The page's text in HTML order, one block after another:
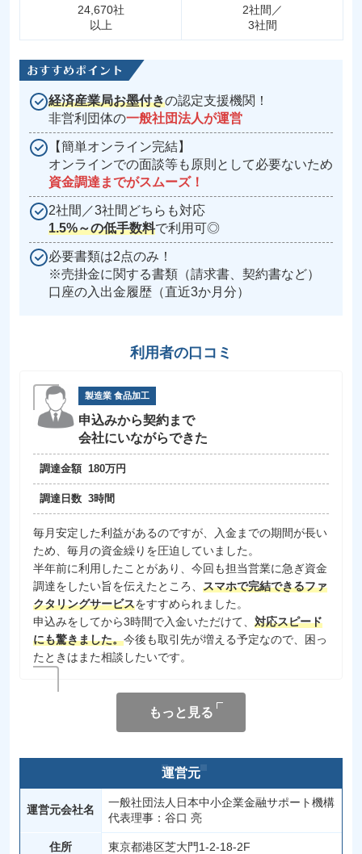
24,670社
以上
2社間／
3社間
経済産業局お墨付きの認定支援機関！
非営利団体の一般社団法人が運営
【簡単オンライン完結】
オンラインでの面談等も原則として必要ないため
資金調達までがスムーズ！
2社間／3社間どちらも対応
1.5%～の低手数料で利用可◎
必要書類は2点のみ！
※売掛金に関する書類（請求書、契約書など）
口座の入出金履歴（直近3か月分）
利用者の口コミ
製造業 食品加工
申込みから契約まで
会社にいながらできた
調達金額 180万円
調達日数 3時間
毎月安定した利益があるのですが、入金までの期間が長い
ため、毎月の資金繰りを圧迫していました。
半年前に利用したことがあり、今回も担当営業に急ぎ資金
調達をしたい旨を伝えたところ、 スマホで完結できるファ
クタリングサービスをすすめられました。
申込みをしてから3時間で入金いただけて、 対応スピード
にも驚きました。今後も取引先が増える予定なので、困っ
たときはまた相談したいです。
もっと見る
運営元
運営元会社名
一般社団法人日本中小企業金融サポート機構
代表理事：谷口 亮
住所 東京都港区芝大門1-2-18-2F